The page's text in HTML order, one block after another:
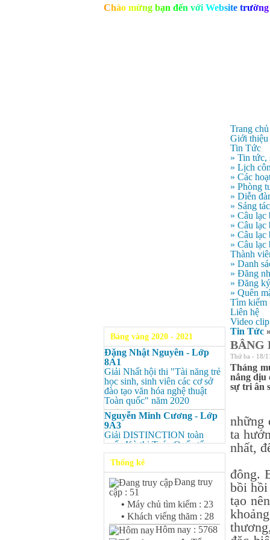
Chào mừng bạn đến với Website trường
Trang chủ
Giới thiệu
Tin Tức
» Tin tức,
» Lịch
» Các
» Phòng
» Diễn
» Sáng
» Câu lạc
» Câu
» Câu lạc
» Câu lạc
Thành
» Danh
» Đăng
» Đăng ký
» Quên
Tìm kiếm
Liên hệ
Video clip
Bảng vàng 2020 - 2021
Đặng Nhật Nguyên - Lớp
8A1
Giải Nhất hội thi "Tài năng trẻ
học sinh, sinh viên các cơ sở
đào tạo văn hóa nghệ thuật
Toàn quốc" năm 2020
Nguyễn Minh Cương - Lớp
9A3
Giải DISTINCTION toàn
quốc Kỳ thi Toán Quốc tế
Kangaroo – IKMC 2020
Nguyễn Minh Cương - Lớp
9A3
Giải Ba kỳ thi chọn HSG cấp
tỉnh môn Toán.
Bùi Quang Minh - Lớp 9A3
Giải DISTINCTION Toàn
quốc Kỳ thi Toán Quốc tế
Thống kê
Đang truy
cập : 51
• Máy chủ tìm kiếm : 23
• Khách viếng thăm : 28
Hôm nay : 5768
Tin Tức »
BÂNG
Thứ ba - 18/
Tháng
nắng dịu
sự tri ân
những
ta
nhất,
đông.
bồi
tạo